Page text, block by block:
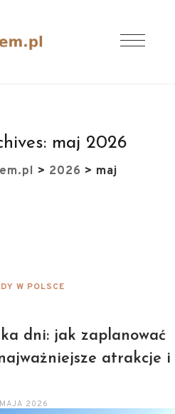
maj 2026
> 2026 > maj
W POLSCE
dni: jak zaplanować
atrakcje i
2026